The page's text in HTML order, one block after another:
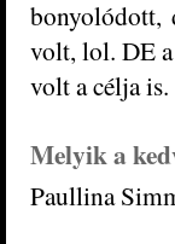
volt, lol. DE a
volt a célja is.
Melyik a
Paullina